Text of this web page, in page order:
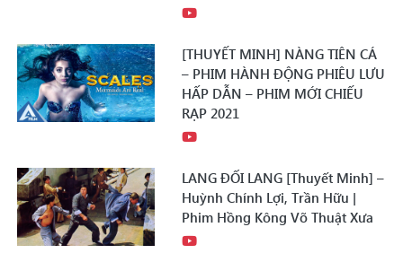
[THUYẾT MINH] NÀNG TIÊN CÁ
– PHIM HÀNH ĐỘNG PHIÊU LƯU
HẤP DẪN – PHIM MỚI CHIẾU
RẠP 2021
LANG ĐỐI LANG [Thuyết Minh] –
Huỳnh Chính Lợi, Trần Hữu |
Phim Hồng Kông Võ Thuật Xưa